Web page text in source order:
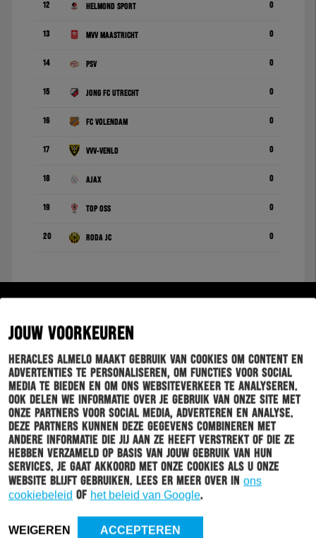
JOUW VOORKEUREN
Heracles Almelo maakt gebruik van cookies om content en
advertenties te personaliseren, om functies voor social
media te bieden en om ons websiteverkeer te analyseren.
Ook delen we informatie over je gebruik van onze site met
onze partners voor social media, adverteren en analyse.
Deze partners kunnen deze gegevens combineren met
andere informatie die jij aan ze heeft verstrekt of die ze
hebben verzameld op basis van jouw gebruik van hun
services. Je gaat akkoord met onze cookies als u onze
website blijft gebruiken. Lees er meer over in ons
cookiebeleid of het beleid van Google.
WEIGEREN ACCEPTEREN
12 Helmond Sport 0
13 MVV Maastricht 0
14 PSV 0
15 Jong FC Utrecht 0
16 FC Volendam 0
17 VVV-Venlo 0
18 Ajax 0
19 TOP Oss 0
20 Roda JC 0
4 - 0
OPSTELLINGEN HIGHLIGHTS
STATISTIEKEN
EINDE WEDSTRIJD